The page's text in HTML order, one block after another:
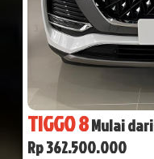
TIGGO 8Mulai dari
Rp 362.500.000